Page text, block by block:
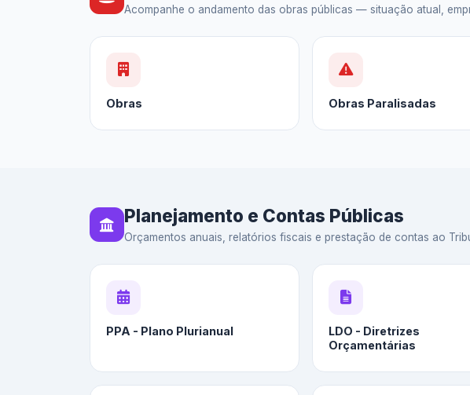
Acompanhe o andamento das obras públicas — situação atual,
Obras Obras Paralisadas
Planejamento e Contas Públicas
Orçamentos anuais, relatórios fiscais e prestação de contas ao
PPA - Plano Plurianual
LDO - Diretrizes
Orçamentárias